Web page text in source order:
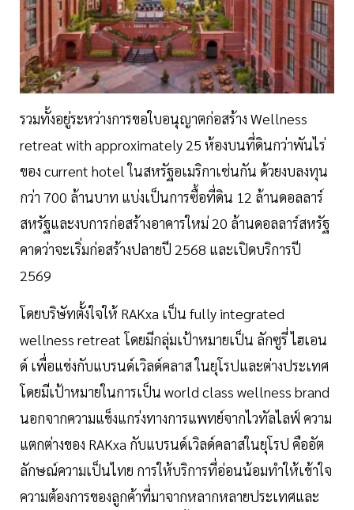
รวมทั้งอยู่ระหว่างการขอใบอนุญาตก่อสร้าง Wellness
retreat with approximately 25 ห้องบนที่ดินกว่าพันไร่
ของ current hotel ในสหรัฐอเมริกาเช่นกัน ด้วยงบลงทุน
กว่า 700 ล้านบาท แบ่งเป็นการซื้อที่ดิน 12 ล้านดอลลาร์
สหรัฐและงบการก่อสร้างอาคารใหม่ 20 ล้านดอลลาร์สหรัฐ
คาดว่าจะเริ่มก่อสร้างปลายปี 2568 และเปิดบริการปี
2569
โดยบริษัทตั้งใจให้ RAKxa เป็น fully integrated
wellness retreat โดยมีกลุ่มเป้าหมายเป็น ลักซูรี่ ไฮเอน
ด์ เพื่อแข่งกับแบรนด์เวิลด์คลาส ในยุโรปและต่างประเทศ
โดยมีเป้าหมายในการเป็น world class wellness brand
นอกจากความแข็งแกร่งทางการแพทย์จากไวทัลไลฟ์ ความ
แตกต่างของ RAKxa กับแบรนด์เวิลด์คลาสในยุโรป คืออัต
ลักษณ์ความเป็นไทย การให้บริการที่อ่อนน้อมทำให้เข้าใจ
ความต้องการของลูกค้าที่มาจากหลากหลายประเทศและ